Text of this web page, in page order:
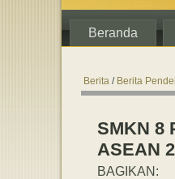
Beranda
Berita / Berita
SMKN 8
ASEAN
BAGIKAN: